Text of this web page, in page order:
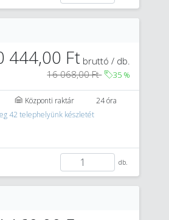
444,00 Ft bruttó / db.
16 068,00 Ft
35 %
Központi raktár
24 óra
42 telephelyünk készletét
db.